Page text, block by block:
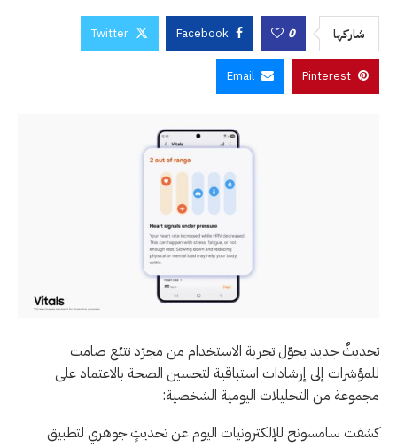
شاركها 0
Facebook
Twitter
Pinterest
Email
تحديثٌ جديد يحوّل تجربة الاستخدام من مجرّد تتبّع صامت
للمؤشرات إلى إرشادات استباقية لتحسين الصحة بالاعتماد على
مجموعة من التحليلات اليومية الشخصية:
كشفت سامسونج للإلكترونيات اليوم عن تحديثٍ جوهري لتطبيق